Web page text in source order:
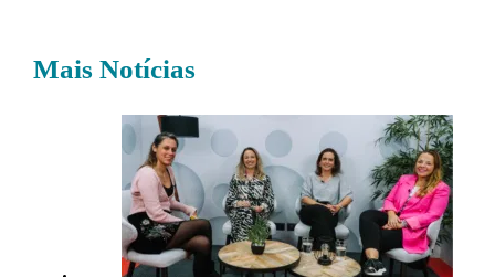
Mais Notícias